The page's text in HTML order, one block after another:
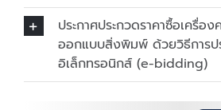
ประกาศประกวดราคาซื้อเครื่อ
ออกแบบสิ่งพิมพ์ ด้วยวิธีการป
อิเล็กทรอนิกส์ (e-bidding)